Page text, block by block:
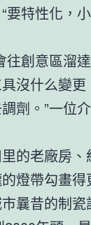
要特性化，
往創意區溜
沒什么變
劑。”一位
的老廠房
燈帶勾畫
曩昔的制瓷